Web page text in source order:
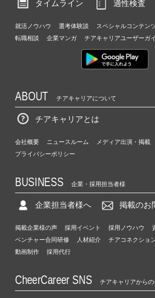
タイムライン
適性検査
就活ノウハウ 選考体験談 スペシャルコンテン
転職相談
企業マンガ チアキャリアユーザーガ
ABOUT チアキャリアについて
チアキャリアとは
会社概要 ニュースルーム
メディア出演・掲載
プライバシーポリシー
BUSINESS 企業・採用担当者様
企業担当者様へ 掲載のお
掲載企業様の声 採用イベント 採用ノウハウ
ベンチャー合同研修
人材紹介 チアコネクショ
動画制作
採用代行
CheerCareer SNS チアキャリアから